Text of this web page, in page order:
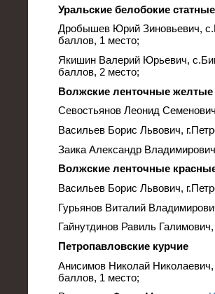
Уральские белобокие статные
Дробышев Юрий Зиновьевич,
баллов, 1 место;
Якишин Валерий Юрьевич,
баллов, 2 место;
Волжские ленточные желтые
Севостьянов Леонид
Васильев Борис Львович,
Заика Александр
Волжские ленточные
Васильев Борис Львович,
Гурьянов Виталий
Гайнутдинов Равиль
Петропавловские курчие
Анисимов Николай
баллов, 1 место;